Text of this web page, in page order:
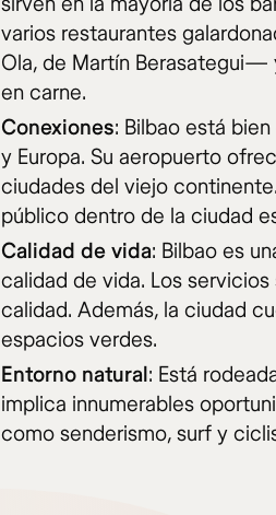
varios restaurantes
Ola, de Martín Berasategui—
en carne.
Conexiones: Bilbao está
y Europa. Su aeropuerto
ciudades del viejo
público dentro de la ciudad
Calidad de vida: Bilbao es
calidad de vida. Los
calidad. Además, la ciudad
espacios verdes.
Entorno natural: Está
implica innumerables
como senderismo, surf y